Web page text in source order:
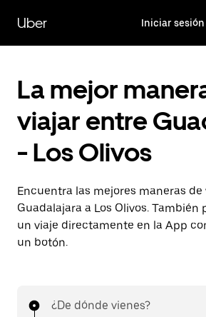
contenido
principal
Uber Iniciar sesión
La mejor
viajar entre
- Los Olivos
Encuentra las mejores maneras de
Guadalajara a Los Olivos. También
un viaje directamente en la App
un botón.
¿De dónde vienes?